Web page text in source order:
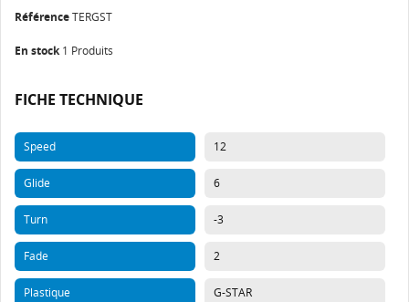
RéférenceTERGST
En stock 1 Produits
FICHE TECHNIQUE
Speed 12
Glide 6
Turn -3
Fade 2
Plastique G-STAR